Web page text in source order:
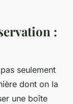
:
seulement
dont on la
une boîte